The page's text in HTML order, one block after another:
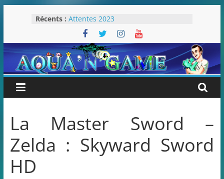
Récents : Attentes 2023
Rétrospective 2022
« Splatoon 3 est-il nécessaire ? »
« Dans les coulisses des JV Harry
Potter »
Pokémon Écarlate : ceci est une
révolution (ou pas) !
La Master Sword –
Zelda : Skyward Sword
HD